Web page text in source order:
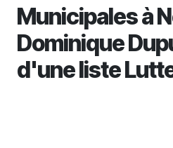
Municipales à
Dominique
d'une liste